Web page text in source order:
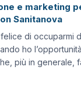
e marketing
Sanitanova
di occuparmi
ho
più in generale,